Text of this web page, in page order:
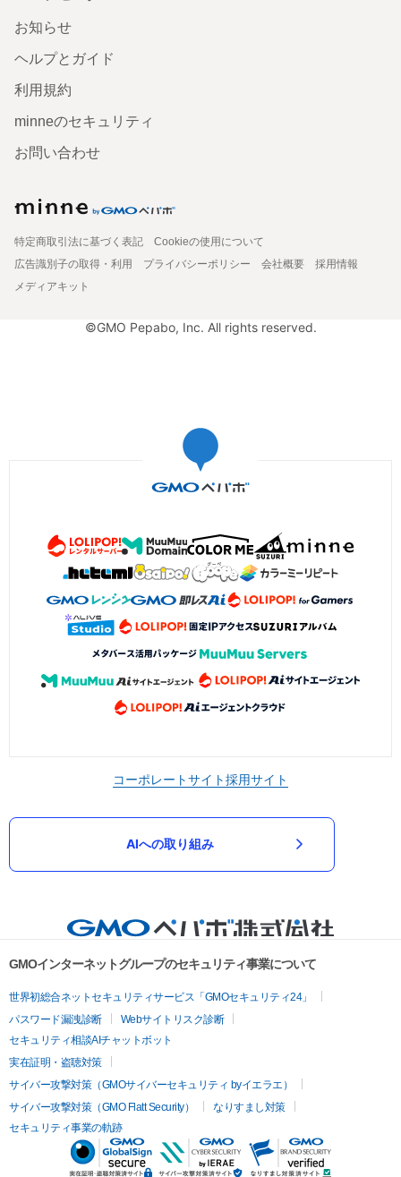
お知らせ
ヘルプとガイド
利用規約
minneのセキュリティ
お問い合わせ
特定商取引法に基づく表記
Cookieの使用について
広告識別子の取得・利用
プライバシーポリシー 会社概要
採用情報
メディアキット
©GMO Pepabo, Inc. All rights reserved.
コーポレートサイト採用サイト
AIへの取り組み
GMOインターネットグループのセキュリティ事業について
世界初総合ネットセキュリティサービス「GMOセキュリティ24」
パスワード漏洩診断
Webサイトリスク診断
セキュリティ相談AIチャットボット
実在証明・盗聴対策
サイバー攻撃対策（GMOサイバーセキュリティ byイエラエ）
サイバー攻撃対策（GMO Flatt Security）
なりすまし対策
セキュリティ事業の軌跡